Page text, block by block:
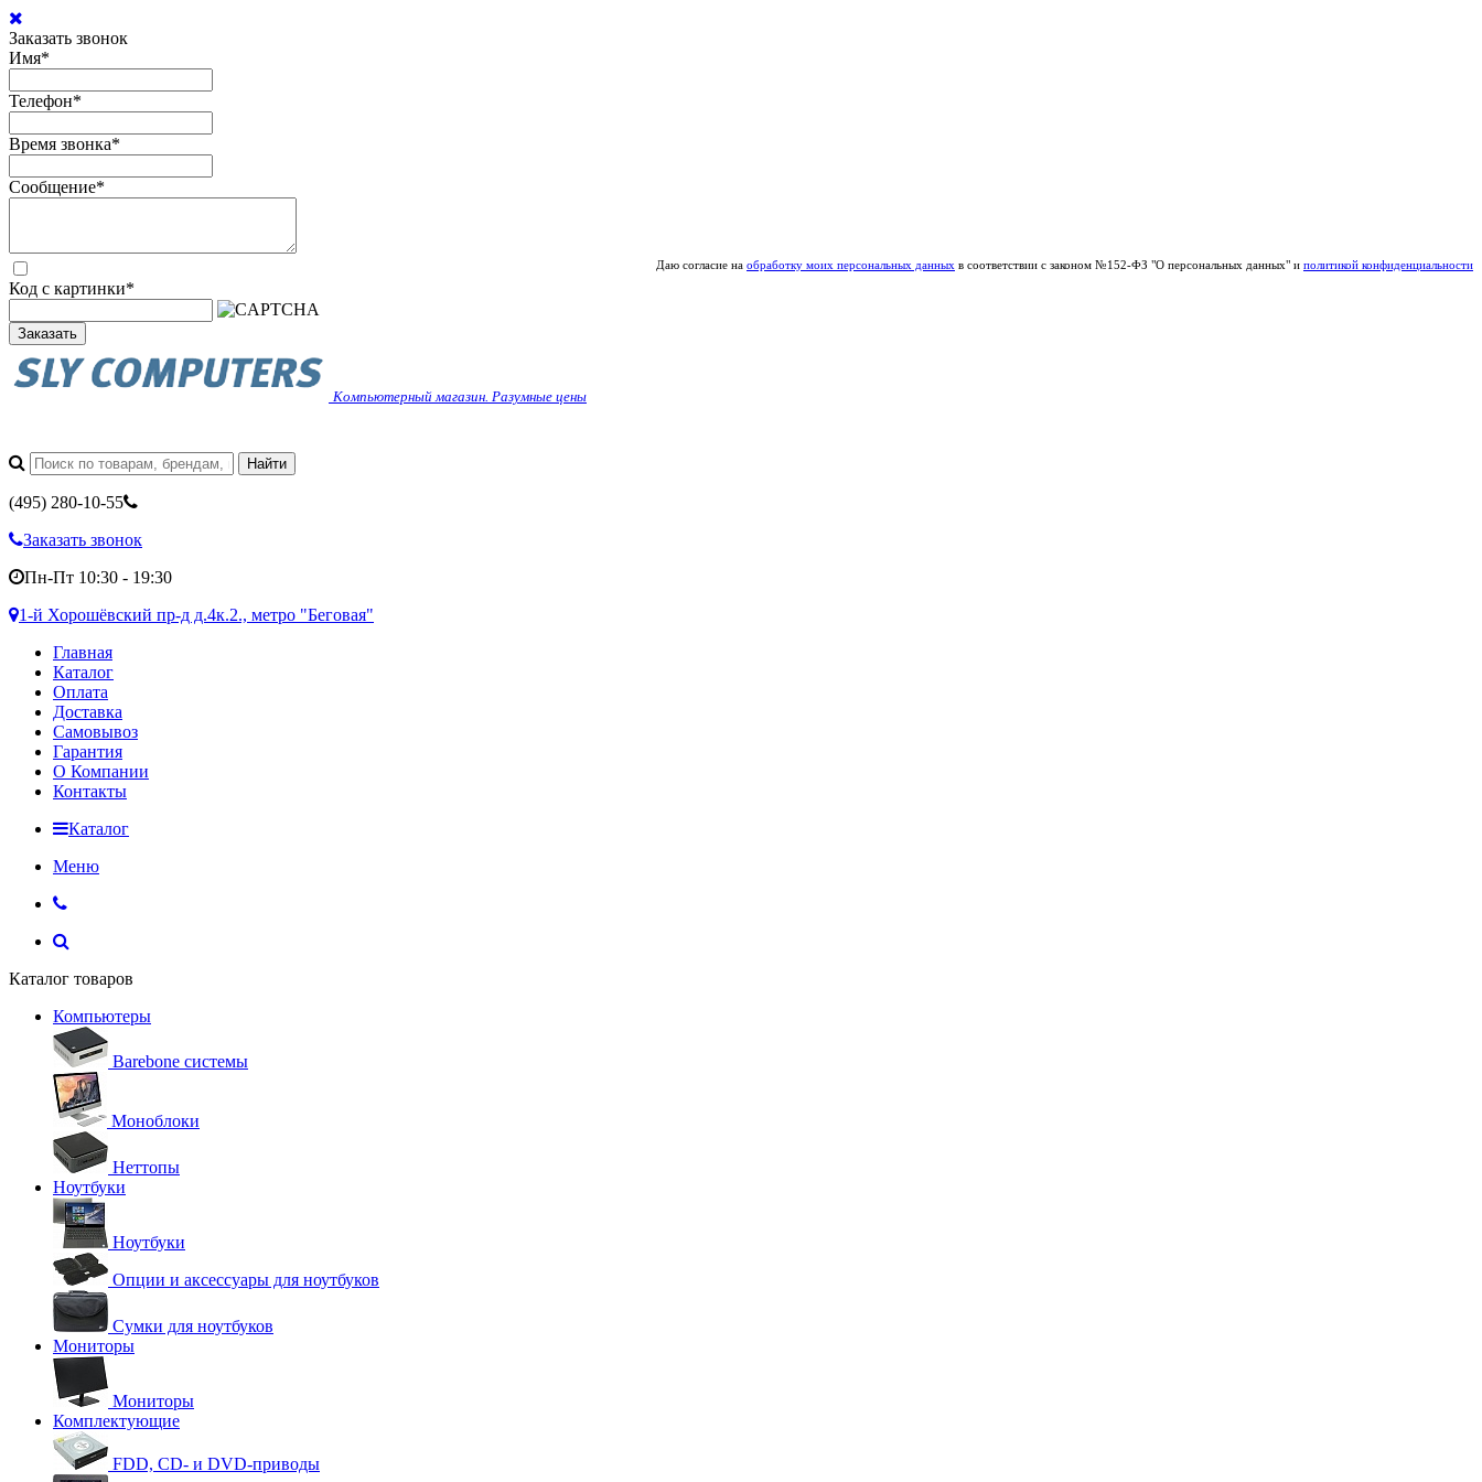
Заказать звонок
Имя*
Телефон*
Время звонка*
Сообщение*
Даю согласие на обработку моих персональных данных в соответствии с законом №152-ФЗ "О персональных данных" и политикой конфиденциальности
Код с картинки*
Заказать
Компьютерный магазин. Разумные цены
(495) 280-10-55
Заказать звонок
Пн-Пт 10:30 - 19:30
1-й Хорошёвский пр-д д.4к.2., метро "Беговая"
Главная
Каталог
Оплата
Доставка
Самовывоз
Гарантия
О Компании
Контакты
Каталог
Меню
Каталог товаров
Компьютеры
Barebone системы
Моноблоки
Неттопы
Ноутбуки
Ноутбуки
Опции и аксессуары для ноутбуков
Сумки для ноутбуков
Мониторы
Мониторы
Комплектующие
FDD, CD- и DVD-приводы